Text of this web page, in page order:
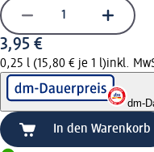
3,95 €
0,25 l (15,80 € je 1 l)inkl.
dm-
In den Warenkorb